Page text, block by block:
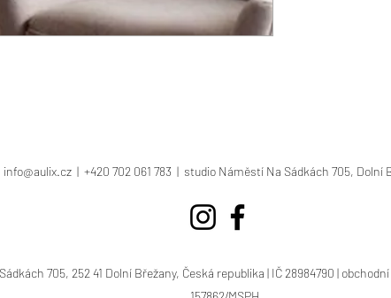
info@aulix.cz | +420 702 061 783 | studio Náměstí Na Sádkách 705, Dolní
705, 252 41 Dolní Břežany, Česká republika | IČ 28984790 |